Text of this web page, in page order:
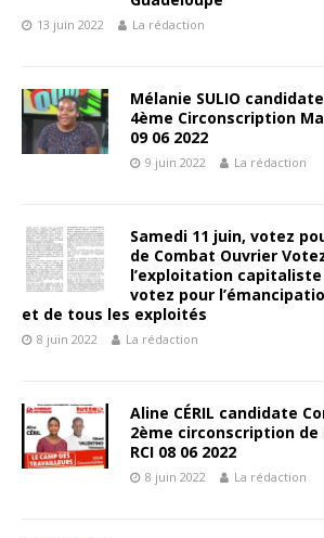
13 juin 2022 La rédaction
Mélanie SULIO
4ème Circonscription
09 06 2022
9 juin 2022 La rédaction
Samedi 11 juin, votez
de Combat Ouvrier
l’exploitation
votez pour
et de tous les exploités
8 juin 2022 La rédaction
Aline CÉRIL candidate
2ème circonscription de
RCI 08 06 2022
8 juin 2022 La rédaction